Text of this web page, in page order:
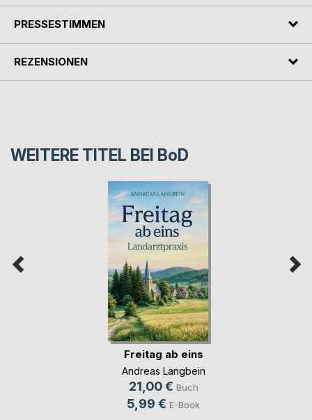
PRESSESTIMMEN
REZENSIONEN
WEITERE TITEL BEI BoD
Freitag ab eins
Andreas Langbein
21,00 € Buch
5,99 € E-Book